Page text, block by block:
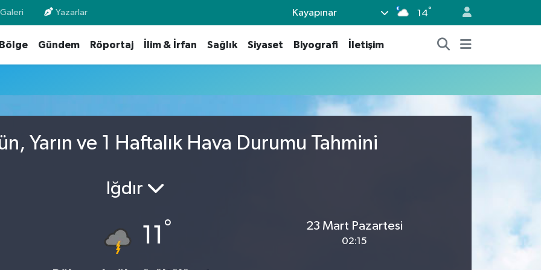
Yazarlar Kayapınar 14°
Bölge Gündem Röportaj İlim & İrfan Sağlık Siyaset Biyografi İletişim
Yarın ve 1 Haftalık Hava Durumu Tahmini
Iğdır
11 ° 23 Mart Pazartesi
02:15